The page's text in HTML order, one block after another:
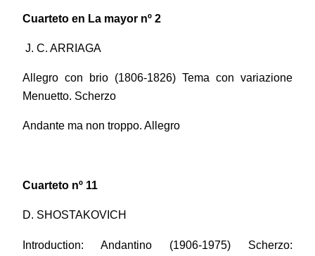
Cuarteto en La mayor nº 2
J. C. ARRIAGA
Allegro con brio (1806-1826) Tema con variazione
Menuetto. Scherzo
Andante ma non troppo. Allegro
Cuarteto nº 11
D. SHOSTAKOVICH
Introduction: Andantino (1906-1975) Scherzo: